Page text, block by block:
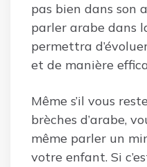
pas bien dans son
parler arabe dans
permettra
et de manière
Même s’il vous
brèches d’arabe,
même parler un
votre enfant. Si